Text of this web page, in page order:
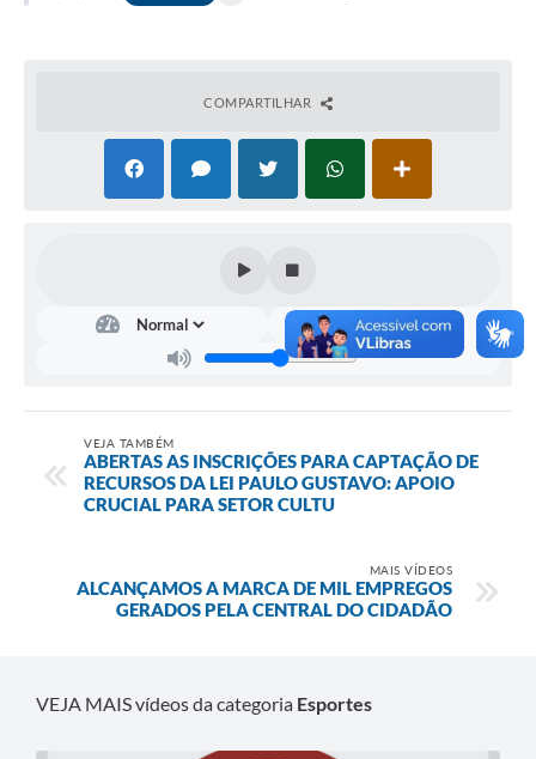
COMPARTILHAR
VEJA TAMBÉM
ABERTAS AS INSCRIÇÕES PARA CAPTAÇÃO DE
RECURSOS DA LEI PAULO GUSTAVO: APOIO
CRUCIAL PARA SETOR CULTU
MAIS VÍDEOS
ALCANÇAMOS A MARCA DE MIL EMPREGOS
GERADOS PELA CENTRAL DO CIDADÃO
VEJA MAIS vídeos da categoria Esportes